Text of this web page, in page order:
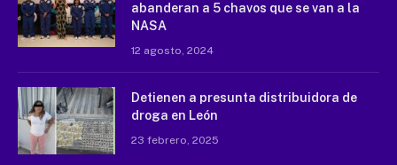
abanderan a 5 chavos que se van a la
NASA
12 agosto, 2024
Detienen a presunta distribuidora de
droga en León
23 febrero, 2025